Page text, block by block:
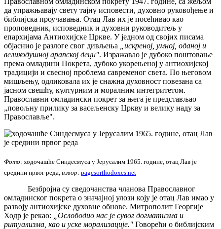
да упражњавају свету тајну исповести, духовно руковођење и
библијска проучавања. Отац Лав их је посећивао као
проповедник, исповедник и духовни руководитељ у
епархијама Антиохијске Цркве. У једном од својих писама
објаснио је разлоге свог дивљења
„искреној, умној, оданој и
великодушној арапској деци". Изражавао је дубоко поштовање
према омладини Покрета, дубоко укорењеној у антиохијској
традицији и свесној проблема савременог света. По његовом
мишљењу, одликовала их је снажна духовност повезана са
јасном свешћу, културним и моралним интегритетом.
Православни омладински покрет за њега је представљао
„повољну прилику за васељенску Цркву и велику наду за
Православље".
Фото: ходочашће Синдесмуса у Јерусалим 1965. године, отац Лав је
средини првог реда, извор: pagesorthodoxes.net
Безбројна су сведочанства чланова Православног
омладинског покрета о значајној улози коју је отац Лав имао у
развоју антиохијске духовне обнове. Митрополит Георгије
Ходр је рекао: „Ослободио нас је сувог догматизма и
ритуализма, као и уске морализације." Говорећи о библијским